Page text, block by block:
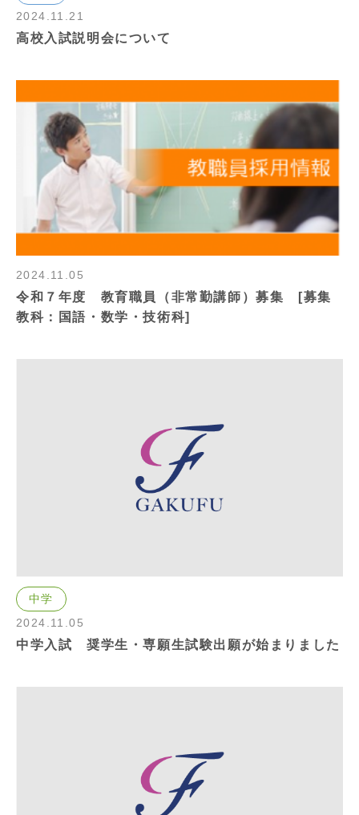
2024.11.21
高校入試説明会について
2024.11.05
令和７年度 教育職員（非常勤講師）募集 [募集
教科：国語・数学・技術科]
中学
2024.11.05
中学入試 奨学生・専願生試験出願が始まりました